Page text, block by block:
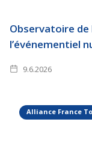
Observatoire de
l’événementiel
9.6.2026
Alliance France